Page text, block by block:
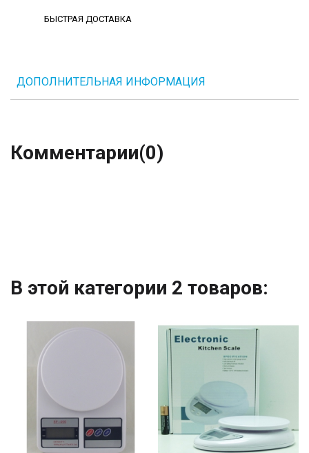
БЫСТРАЯ ДОСТАВКА
ДОПОЛНИТЕЛЬНАЯ ИНФОРМАЦИЯ
Комментарии(0)
В этой категории 2 товаров: